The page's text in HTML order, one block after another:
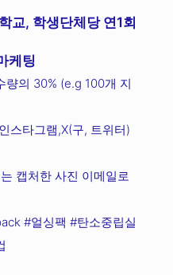
교, 학생단체당 연1회
케팅
량의 30% (e.g 100개 지
스타그램,X(구, 트위터)
캡처한 사진 이메일로
#얼싱팩 #탄소중립실